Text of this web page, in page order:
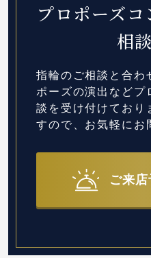
プロポーズコ
相
指輪のご相談と合わ
ポーズの演出などプ
談を受け付けており
すので、お気軽にお
ご来